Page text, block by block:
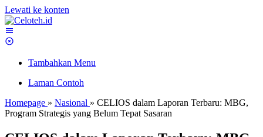
Lewati ke konten
Tambahkan Menu
Laman Contoh
Homepage » Nasional » CELIOS dalam Laporan Terbaru: MBG,
Program Strategis yang Belum Tepat Sasaran